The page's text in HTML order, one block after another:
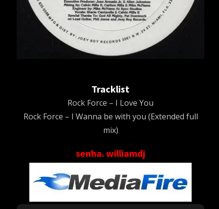
Tracklist
Rock Force – I Love You
Rock Force – I Wanna be with you (Extended full
mix)
senha. williamdj